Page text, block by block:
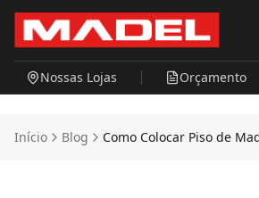
Pular para o conteúdo principal
Nossas Lojas Orçamento
Início Blog Como Colocar Piso de